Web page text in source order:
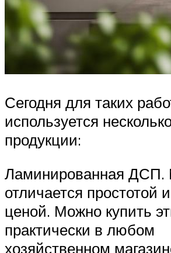
Сегодня для таких
используется
продукции:
Ламинированная ДСП.
отличается простотой
ценой. Можно купить
практически в любом
хозяйственном